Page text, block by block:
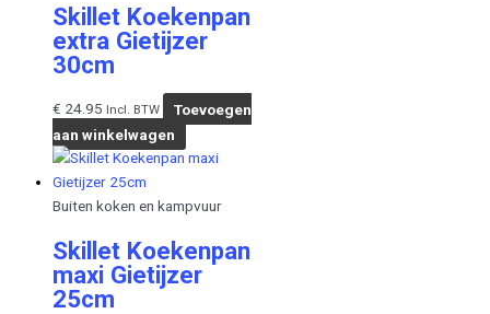
Skillet Koekenpan
extra Gietijzer
30cm
€ 24.95 Incl. BTW
Toevoegen
aan winkelwagen
Buiten koken en kampvuur
Skillet Koekenpan
maxi Gietijzer
25cm